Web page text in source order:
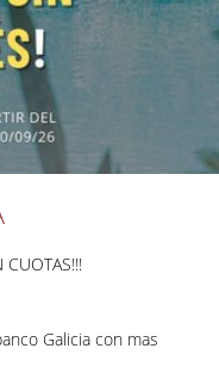
CUOTAS!!!
Galicia con mas